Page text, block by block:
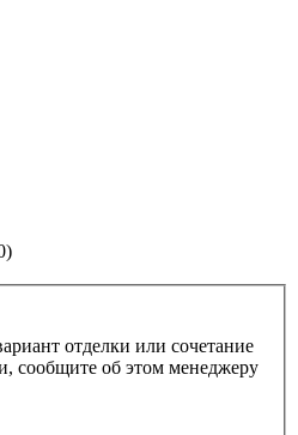
)
отделки или сочетание
сообщите об этом менеджеру